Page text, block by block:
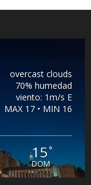
overcast clouds
70% humedad
viento: 1m/s E
MAX 17 • MIN 16
15°
DOM